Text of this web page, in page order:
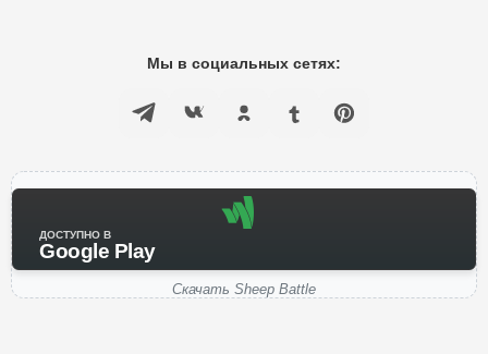
Мы в социальных сетях:
ДОСТУПНО В
Google Play
Скачать Sheep Battle